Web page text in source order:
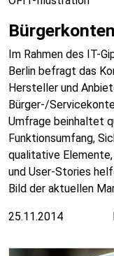
Im Rahmen des IT-
Berlin befragt das
Hersteller und
Bürger-/
Umfrage beinhaltet
Funktionsumfang,
qualitative
und User-Stories
Bild der aktuellen
25.11.2014